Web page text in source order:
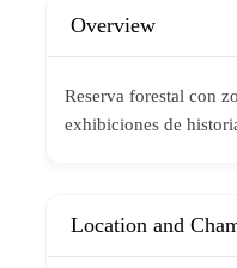
Overview
Reserva forestal con
exhibiciones de
Location and